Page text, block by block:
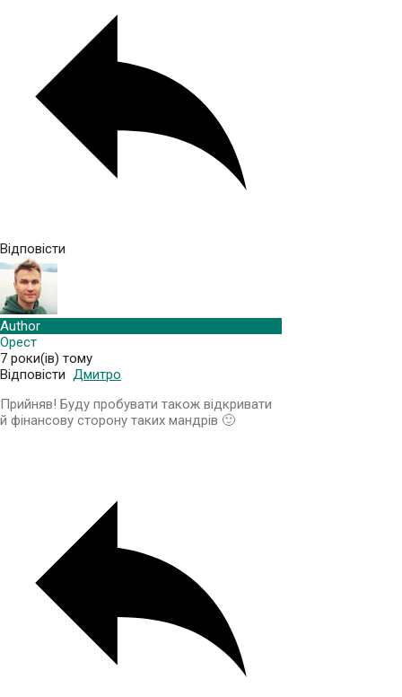
Відповісти
Author
Орест
7 роки(ів) тому
Відповісти Дмитро
Прийняв! Буду пробувати також відкривати
й фінансову сторону таких мандрів 🙂